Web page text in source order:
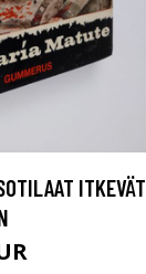
ITKEVÄT